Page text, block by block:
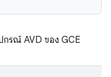
กรณ์ AVD ของ GCE